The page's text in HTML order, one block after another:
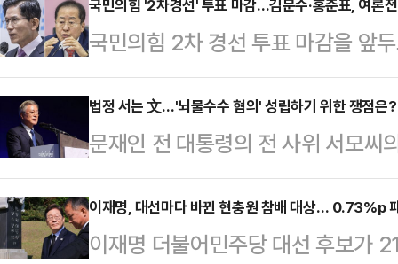
국민의힘 '2차경선' 투표 마감…김문수·홍준표, 여론
국민의힘 2차 경선 투표 마감을 앞
중도 표심 공략에 나선 가운데, 김
하면서도 각각 시민들이나 중소기
과를 빽빽하게 채웠다.안철수·한동
다. 한 후보는 현충사를 방문해 국
서는 당원과 충북 청주 육거리종합
대전현충원을 찾아 서해수호 영웅
법정 서는 文…'뇌물수수 혐의' 성립하기 위한 쟁점
문재인 전 대통령의 전 사위 서모씨
찰이 문 전 대통령을 뇌물수수 혐의
통령에 대한 뇌물수수 혐의가 성립
극적으로 관여했다는 점과 서씨의
이재명, 대선마다 바뀐 현충원 참배 대상… 0.73%p
이재명 더불어민주당 대선 후보가